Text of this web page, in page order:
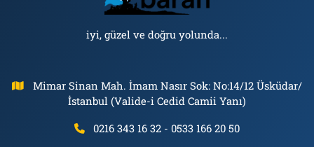
iyi, güzel ve doğru yolunda...
Mimar Sinan Mah. İmam Nasır Sok: No:14/12 Üsküdar/
İstanbul (Valide-i Cedid Camii Yanı)
0216 343 16 32 - 0533 166 20 50